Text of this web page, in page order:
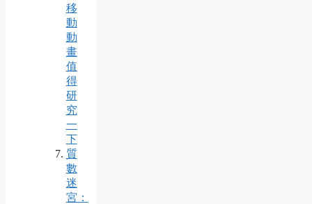
移
動
動
畫
值
得
研
究
一
下
質
數
迷
宮：